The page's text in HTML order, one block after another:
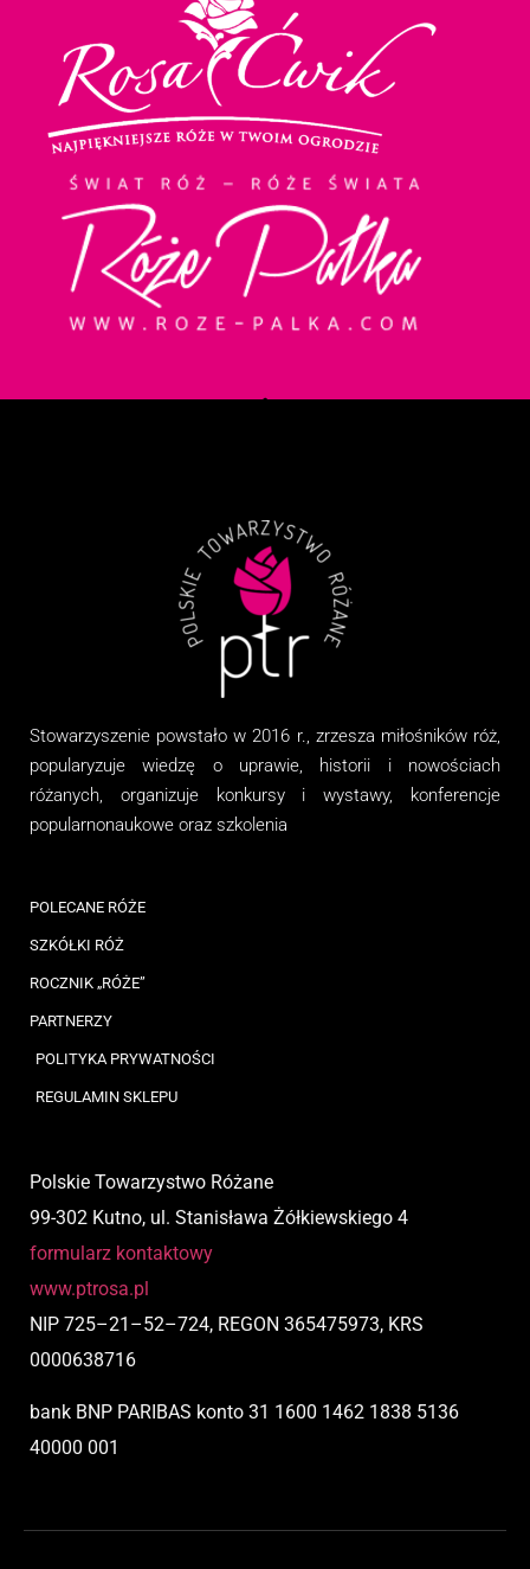
Stowarzyszenie powstało w 2016 r., zrzesza miłośników róż,
popularyzuje wiedzę o uprawie, historii i nowościach
różanych, organizujekonkursy i wystawy, konferencje
popularnonaukowe oraz szkolenia
POLECANE RÓŻE
SZKÓŁKI RÓŻ
ROCZNIK „RÓŻE”
PARTNERZY
POLITYKA PRYWATNOŚCI
REGULAMIN SKLEPU
Polskie Towarzystwo Różane
99-302 Kutno, ul. Stanisława Żółkiewskiego 4
formularz kontaktowy
www.ptrosa.pl
NIP 725–21 –52–724, REGON 365475973, KRS
0000638716
bank BNP PARIBAS konto 31 1600 1462 1838 5136
40000 001